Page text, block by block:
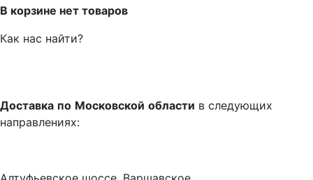
В корзине нет товаров
Как нас найти?
Доставка по Московской области в следующих
направлениях: